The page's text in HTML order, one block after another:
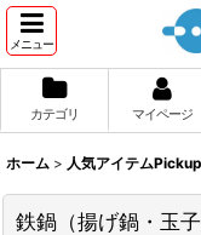
メニュー
カテゴリ マイページ
ホーム > 人気アイテムPickup
鉄鍋（揚げ鍋・玉子